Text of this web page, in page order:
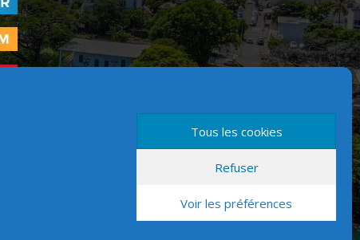
Tous les cookies
Refuser
Voir les préférences
Version mobile